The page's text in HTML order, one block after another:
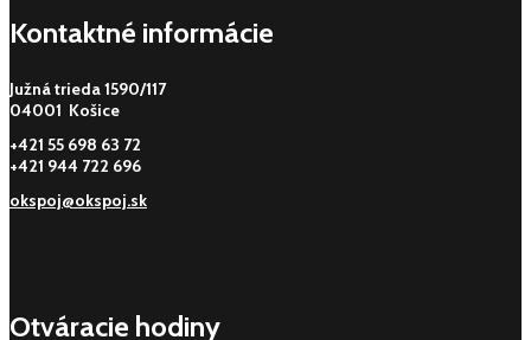
Kontaktné informácie
Južná trieda 1590/117
04001 Košice
+421 55 698 63 72
+421 944 722 696
okspoj@okspoj.sk
Otváracie hodiny